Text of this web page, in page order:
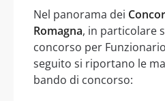
Nel panorama dei
Romagna, in particolare
concorso per
seguito si riportano le
bando di concorso: